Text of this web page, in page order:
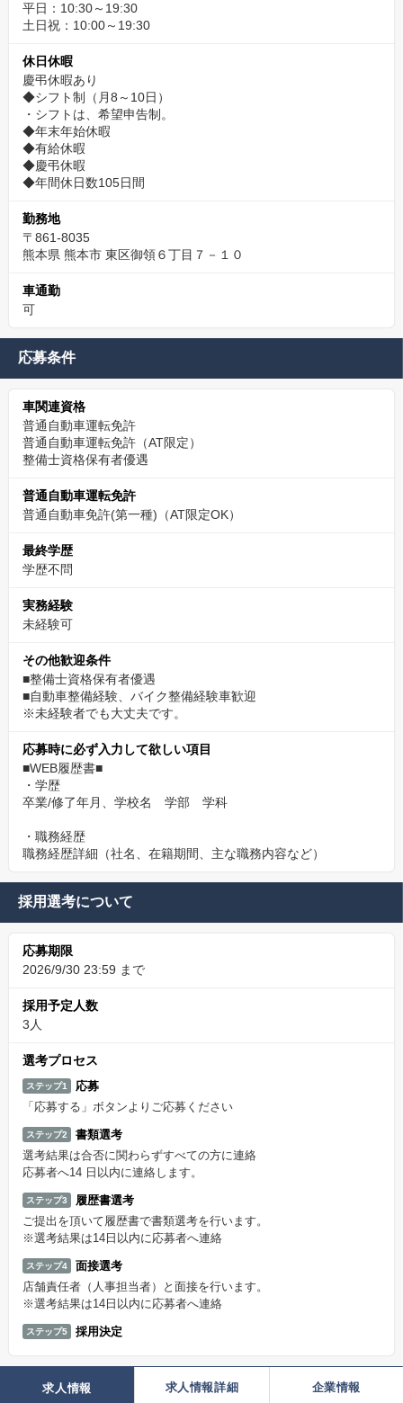
平日：10:30～19:30
土日祝：10:00～19:30
休日休暇
慶弔休暇あり
◆シフト制（月8～10日）
・シフトは、希望申告制。
◆年末年始休暇
◆有給休暇
◆慶弔休暇
◆年間休日数105日間
勤務地
〒861-8035
熊本県 熊本市 東区御領６丁目７－１０
車通勤
可
応募条件
車関連資格
普通自動車運転免許
普通自動車運転免許（AT限定）
整備士資格保有者優遇
普通自動車運転免許
普通自動車免許(第一種)（AT限定OK）
最終学歴
学歴不問
実務経験
未経験可
その他歓迎条件
■整備士資格保有者優遇
■自動車整備経験、バイク整備経験車歓迎
※未経験者でも大丈夫です。
応募時に必ず入力して欲しい項目
■WEB履歴書■
・学歴
卒業/修了年月、学校名 学部 学科
・職務経歴
職務経歴詳細（社名、在籍期間、主な職務内容など）
採用選考について
応募期限
2026/9/30 23:59 まで
採用予定人数
3人
選考プロセス
ステップ1
応募
「応募する」ボタンよりご応募ください
ステップ2
書類選考
選考結果は合否に関わらずすべての方に連絡
応募者へ14 日以内に連絡します。
ステップ3
履歴書選考
ご提出を頂いて履歴書で書類選考を行います。
※選考結果は14日以内に応募者へ連絡
ステップ4
面接選考
店舗責任者（人事担当者）と面接を行います。
※選考結果は14日以内に応募者へ連絡
ステップ5 採用決定
求人情報 求人情報詳細 企業情報